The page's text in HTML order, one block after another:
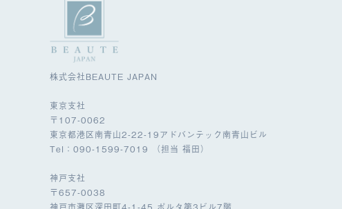
株式会社BEAUTE JAPAN
東京支社
〒107-0062
東京都港区南青山2-22-19アドバンテック南青山ビル
Tel：090-1599-7019 （担当 福田）
神戸支社
〒657-0038